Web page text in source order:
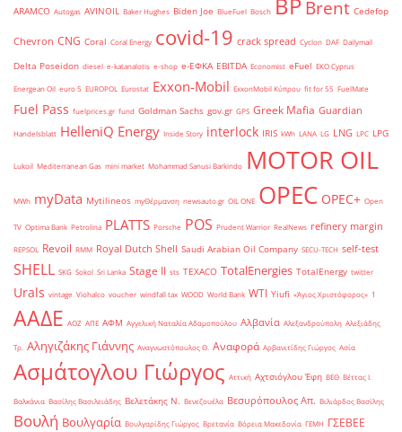
ARAMCO Autogas AVINOIL Baker Hughes Biden Joe BlueFuel Bosch BPBrent Cedefop
Chevron CNG Coral Coral Energy covid-19 crack spread Cyclon DAF Dailymail
Delta Poseidon diesel e-katanalotis e-shop e-ΕΦΚΑ EBITDA Economist eFuel EKO Cyprus
Energean Oil euro 5 EUROPOL Eurostat Exxon-Mobil ExxonMobil Κύπρου fit for 55 FuelMate
Fuel Pass fuelprices.gr fund Goldman Sachs gov.gr GPS Greek Mafia Guardian
Handelsblatt HelleniQ Energy Inside Story interlock IRIS kWh LANA LG LNG LPC LPG
Lukoil Mediterranean Gas mini market Mohammad Sanusi Barkindo MOTOR OIL
MWh myData Mytilineos myΘέρμανση newsauto.gr OIL ONE OPEC OPEC+ Open
TV Optima Bank Petrolina PLATTS Porsche POS Prudent Warrior RealNews refinery margin
REPSOL Revoil RMM Royal Dutch Shell Saudi Arabian Oil Company SECU-TECH self-test
SHELL SKG Sokol Sri Lanka Stage II sts TEXACO TotalEnergies TotalEnergy twitter
Urals vintage Viohalco voucher windfall tax WOOD World Bank WTI Yiufi «Άγιος Χριστόφορος» ΄1
ΑΑΔΕ ΑΟΖ ΑΠΕ ΑΦΜ Αγγελική Ναταλία Αδαμοπούλου Αλβανία Αλεξανδρούπολη Αλεξιάδης
Τρ. Αληγιζάκης Γιάννης Αναγνωστόπουλος Θ. Αναφορά Αρβανιτίδης Γιώργος Ασία
Ασμάτογλου Γιώργος Αττική Αχτσιόγλου Έφη ΒΕΘ Βέττας Ι.
Βαλκάνια Βασίλης Βασιλειάδης Βελετάκης Ν. Βενεζουέλα Βεσυρόπουλος Απ. Βιλιάρδος Βασίλης
Βουλή Βουλγαρία Βουλγαρίδης Γιώργος Βρετανία Βόρεια Μακεδονία ΓΕΜΗ ΓΣΕΒΕΕ